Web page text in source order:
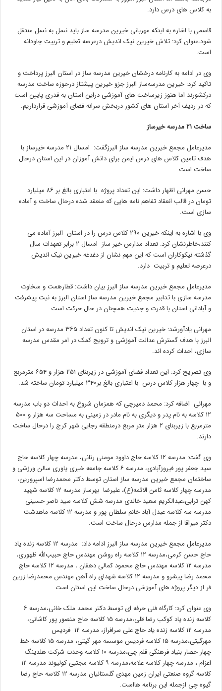
به کلاس های درس دارد.
قاسمی با اشاره به اینکه مهربانی خیرین مدرسه ساز باید نسل به نسل منتقل
‌شود،عنوان کرد: تلاش خیرین نیک اندیش درعرصه تعلیم و تربیت جاودانه
است.
وی در ادامه به کارنامه درخشان خیرین مدرسه ساز در استان البرز پرداخت و
تاکید کرد: خیرین مدرسه‌ساز البرز جزو خیرین پیشتاز درحوزه ساخت مدرسه
درکشورند اما هنوز زیرساخت های آموزشی دراین استان به قدری پایین است
که در ردیف آخر استان های کشور دربخش سرانه فضای آموزشی قرارداریم.
ساخت ۲۱ مدرسه خیرساز
مدیرعامل مجمع خیرین مدرسه ساز البرزگفت: امسال ۲۱ مدرسه خیرساز با
هدف تامین کلاس های درس ایمن برای دانش آموزان در این استان درحال
ساخت است.
حسن مهرانی اظهار داشت: این تعداد پروژه با اعتباری بالغ بر ۸۶ میلیارد
تومان در قالب انعقاد تفاهم نامه هایی که منعقد شده درحال ساخت و آماده
سازی است.
وی با اشاره به اینکه خیرین ۲۹۰ کلاس درس را در استان البرز آماده می
کنند،خاطرنشان کرد: تعداد مدارس خیر ساز امسال ۲ برابر تعهدات سال
گذشته نیکوکاران است که این مهم نشان از دغدغه خیرین نیک اندیش
درعرصه تعلیم و تربیت دارد.
مدیرعامل مجمع خیرین مدرسه ساز البرز بیان داشت: قطارهمت و سخاوت
مدرسه سازی با تدابیر مجمع خیرین مدرسه ساز استان البرز به نیت پیشرفت
و آبادانی استان با قدرت و جدیت همچنان در حال حرکت است.
مهرانی یادآورشد: خیرین نیک اندیش تا کنون تعداد ۳۶۵ مدرسه در استان
البرز با هدف گسترش عدالت آموزشی و ترویج کمک در امر مقدس مدرسه
سازی، احداث کرده اند.
وی تصریح کرد: این تعداد فضای آموزشی در زیربنای ۲۵۱ هزار و ۶۵۴ مترمربع
و با چهار هزار کلاس درس با اعتباری بالغ بر۳۴۰ میلیارد تومان ساخته شد.
مهرانی اضافه کرد: محمد دمیرچی که همزمان شروع به احداث دو باب مدرسه
۱۲ کلاسه به نام پدر و دیگری به نام مادر در زمینی به مساحت سه هزار و ۵۰۰
مترمربع با زیربنای ۲ هزار متر مربع درمنطقه رجایی شهر کرج را درحال ساخت
دارند.
وی گفت: مدرسه ۱۲ کلاسه حاج داوود مومنی رنانی، مدرسه چهار کلاسه حاج
سید جعفر پور فیروزآبادی، مدرسه ۶ کلاسه جامعه خیری یاوری سالن ورزشی و
ساختمان مجمع خیرین مدرسه ساز استان توسط دکتر محمدرضا اسپرورین،
مدرسه چهار کلاسه ثامن الائمه(ع)، علیرضا بهرساز مدرسه ۱۲ کلاسه شهید
کهن ترابی،عبدالکریم سعید خالدی مدرسه شش کلاسه سید ناصر حسینی
مدرسه سه کلاسه عبدل آباد خانم سلطان پور و مدرسه ۱۲ کلاسه ماهدشت
دکتر میراقا از جمله مدارس درحال ساخت است.
مدیرعامل مجمع خیرین مدرسه ساز البرز ادامه داد: مدرسه ۱۲ کلاسه زنده یاد
حاج حسن کرمی،مدرسه ۱۲ کلاسه راه روشن مهندس حاج حبیب‌الله ظهوری،
مدرسه ۱۲ کلاسه مهندس حاج محمود کمالی دهقان ، مدرسه ۱۲ کلاسه حاج
محمد رضا پیشرو و مدرسه ۱۲ کلاسه شهدای راه آهن مهندس محمدرضا زرین
فر از دیگر پروژه های آموزشی درحال ساخت این استان است.
وی عنوان کرد: کارگاه فنی حرفه ای توسط دکتر محمد ملک خانی،مدرسه ۶
کلاسه زنده یاد کوکب رضا قلی،مدرسه ۱۵ کلاسه حاج منصور پور کاشانی،
مدرسه ۱۲ کلاسه زنده یاد حاج علی سرافراز، مدرسه ۱۲ فردیس
مهرگیتی،مدرسه ۱۵ کلاسه فردیس موسسه مهر گیتی، مدرسه ۱۵ کلاسه خط
چهار حصار بنیاد فرهنگی قلم چی،مدرسه ۱۰ کلاسه وحدت شرکت هلدینگ
اعزام ، مدرسه چهار کلاسه علامه،مدرسه ۹ کلاسه مجتبی کولیوند مدرسه ۱۲
کلاسه گروه صنعتی ایران زمین مهدی گلستانیان مدرسه ۱۲ کلاسه حاج رضا
گیوه چی ازجمله این برنامه هااست.